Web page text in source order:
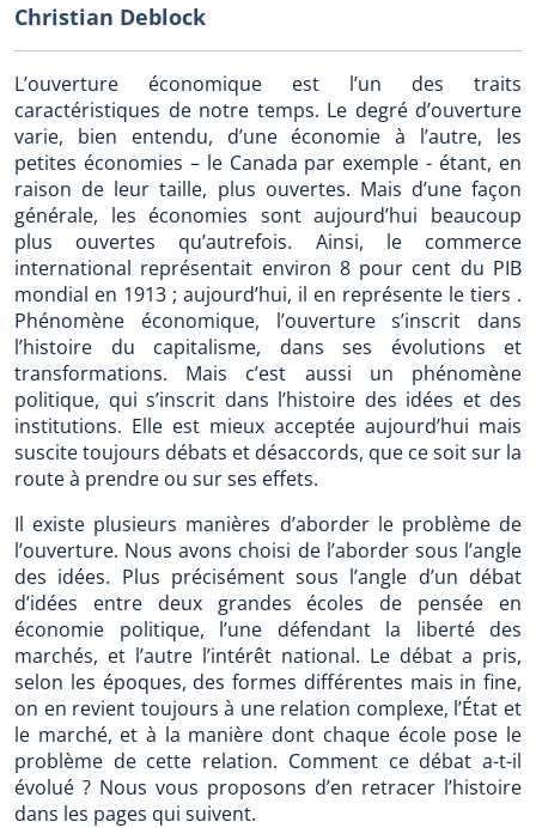
Christian Deblock
L’ouverture économique est l’un des traits
caractéristiques de notre temps. Le degré d’ouverture
varie, bien entendu, d’une économie à l’autre, les
petites économies – le Canada par exemple - étant, en
raison de leur taille, plus ouvertes. Mais d’une façon
générale, les économies sont aujourd’hui beaucoup
plus ouvertes qu’autrefois. Ainsi, le commerce
international représentait environ 8 pour cent du PIB
mondial en 1913 ; aujourd’hui, il en représente le tiers .
Phénomène économique, l’ouverture s’inscrit dans
l’histoire du capitalisme, dans ses évolutions et
transformations. Mais c’est aussi un phénomène
politique, qui s’inscrit dans l’histoire des idées et des
institutions. Elle est mieux acceptée aujourd’hui mais
suscite toujours débats et désaccords, que ce soit sur la
route à prendre ou sur ses effets.
Il existe plusieurs manières d’aborder le problème de
l’ouverture. Nous avons choisi de l’aborder sous l’angle
des idées. Plus précisément sous l’angle d’un débat
d’idées entre deux grandes écoles de pensée en
économie politique, l’une défendant la liberté des
marchés, et l’autre l’intérêt national. Le débat a pris,
selon les époques, des formes différentes mais in fine,
on en revient toujours à une relation complexe, l’État et
le marché, et à la manière dont chaque école pose le
problème de cette relation. Comment ce débat a-t-il
évolué ? Nous vous proposons d’en retracer l’histoire
dans les pages qui suivent.